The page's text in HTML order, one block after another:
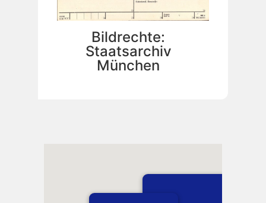
Bildrechte:
Staatsarchiv
München